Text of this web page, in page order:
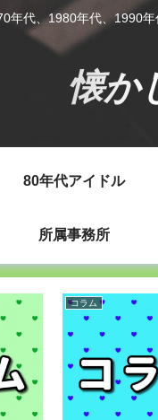
年代、1980年代、1990
懐か
80年代アイドル
所属事務所
コラム